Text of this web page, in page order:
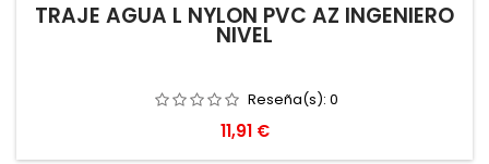
TRAJE AGUA L NYLON PVC AZ INGENIERO
NIVEL
Reseña(s): 0
Precio
11,91 €